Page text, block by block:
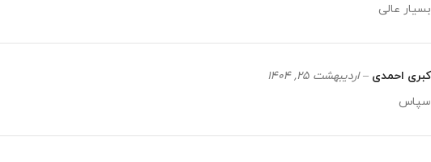
بسیار عالی
کبری احمدی – اردیبهشت 25, 1404
سپاس